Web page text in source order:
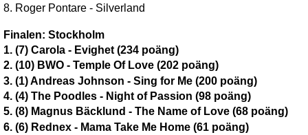
8. Roger Pontare - Silverland
Finalen: Stockholm
1. (7) Carola - Evighet (234 poäng)
2. (10) BWO - Temple Of Love (202 poäng)
3. (1) Andreas Johnson - Sing for Me (200 poäng)
4. (4) The Poodles - Night of Passion (98 poäng)
5. (8) Magnus Bäcklund - The Name of Love (68 poäng)
6. (6) Rednex - Mama Take Me Home (61 poäng)